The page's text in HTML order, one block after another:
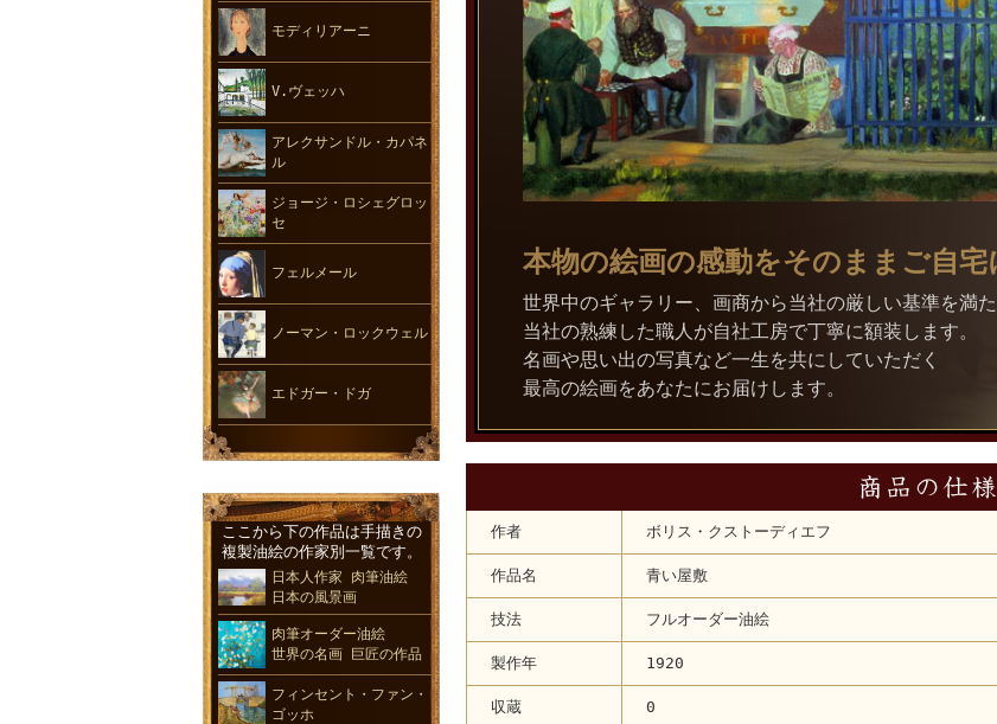
モディリアーニ
V.ヴェッハ
アレクサンドル・カパネ
ル
ジョージ・ロシェグロッ
セ
フェルメール
ノーマン・ロックウェル
エドガー・ドガ
ここから下の作品は手描きの
複製油絵の作家別一覧です。
日本人作家 肉筆油絵
日本の風景画
肉筆オーダー油絵
世界の名画 巨匠の作品
フィンセント・ファン・
ゴッホ
本物の絵画の感動をそのままご自宅
世界中のギャラリー、画商から当社の厳しい基準を満た
当社の熟練した職人が自社工房で丁寧に額装します。
名画や思い出の写真など一生を共にしていただく
最高の絵画をあなたにお届けします。
作者 ボリス・クストーディエフ
作品名 青い屋敷
技法 フルオーダー油絵
製作年 1920
収蔵 0